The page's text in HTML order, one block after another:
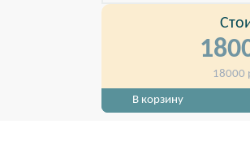
Пресс-волл Joker из хромированных труб,
формат, для выставок
18000
В корзину